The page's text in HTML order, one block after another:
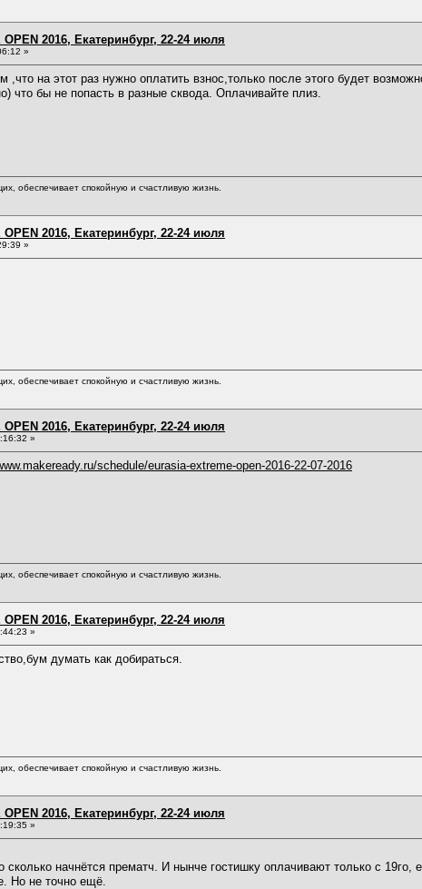
OPEN 2016, Екатеринбург, 22-24 июля
»
на этот раз нужно оплатить взнос,только после этого будет
что бы не попасть в разные сквода. Оплачивайте плиз.
обеспечивает спокойную и счастливую жизнь.
OPEN 2016, Екатеринбург, 22-24 июля
»
обеспечивает спокойную и счастливую жизнь.
OPEN 2016, Екатеринбург, 22-24 июля
»
schedule/eurasia-extreme-open-2016-22-07-2016
обеспечивает спокойную и счастливую жизнь.
OPEN 2016, Екатеринбург, 22-24 июля
»
думать как добираться.
обеспечивает спокойную и счастливую жизнь.
OPEN 2016, Екатеринбург, 22-24 июля
»
сколько начнётся прематч. И нынче гостишку оплачивают только с
Но не точно ещё.